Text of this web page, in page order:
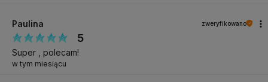
indywidualnych potrzeb, a co za tym idzie
wykonywanie szerokiej gamy zabiegów
. Dioda kontrolna
umieszczona nad pokrętłem ułatwia rozpoznanie, czy frezarka jest
włączona. Praca z urządzeniem jest wyjątkowo
oraz intuicyjna
Paulina zweryfikowano
5
Super , polecam!
w tym miesiącu